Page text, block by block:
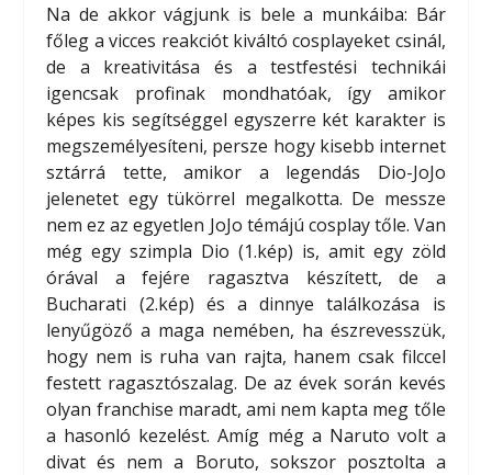
Na de akkor vágjunk is bele a munkáiba: Bár
főleg a vicces reakciót kiváltó cosplayeket csinál,
de a kreativitása és a testfestési technikái
igencsak profinak mondhatóak, így amikor
képes kis segítséggel egyszerre két karakter is
megszemélyesíteni, persze hogy kisebb internet
sztárrá tette, amikor a legendás Dio-JoJo
jelenetet egy tükörrel megalkotta. De messze
nem ez az egyetlen JoJo témájú cosplay tőle. Van
még egy szimpla Dio (1.kép) is, amit egy zöld
órával a fejére ragasztva készített, de a
Bucharati (2.kép) és a dinnye találkozása is
lenyűgöző a maga nemében, ha észrevesszük,
hogy nem is ruha van rajta, hanem csak filccel
festett ragasztószalag. De az évek során kevés
olyan franchise maradt, ami nem kapta meg tőle
a hasonló kezelést. Amíg még a Naruto volt a
divat és nem a Boruto, sokszor posztolta a